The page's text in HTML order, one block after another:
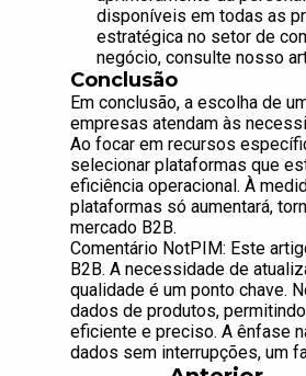
disponíveis em todas as
estratégica no setor de
negócio, consulte nosso
Conclusão
Em conclusão, a escolha de
empresas atendam às
Ao focar em recursos
selecionar plataformas que
eficiência operacional. À
plataformas só aumentará,
mercado B2B.
Comentário NotPIM: Este
B2B. A necessidade de
qualidade é um ponto chave.
dados de produtos,
eficiente e preciso. A ênfase
dados sem interrupções, um